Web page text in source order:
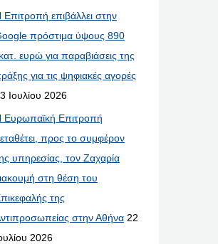
Επιτροπή επιβάλλει στην
πρόστιμα ύψους 890
ευρώ για παραβιάσεις της
για τις ψηφιακές αγορές
Ιουλίου 2026
Ευρωπαϊκή Επιτροπή
προς το συμφέρον
υπηρεσίας, τον Ζαχαρία
στη θέση του
της
στην Αθήνα 22
2026